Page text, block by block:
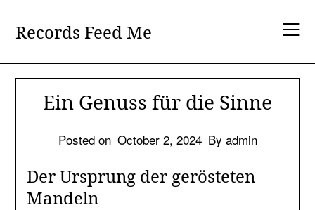
contentRecords Feed Me
Ein Genuss für die Sinne
Posted on October 2, 2024 By admin
Der Ursprung der gerösteten
Mandeln